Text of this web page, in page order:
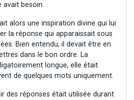
avait besoin.
alors une inspiration divine qui lui
la réponse qui apparaissait sous
Bien entendu, il devait être en
dans le bon ordre. La
longue, elle était
de quelques mots uniquement.
des réponses était utilisée durant